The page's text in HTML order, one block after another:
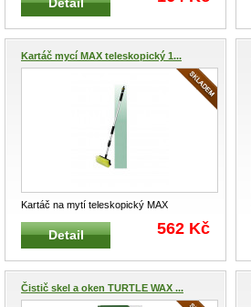
Detail
Kartáč mycí MAX teleskopický 1...
Kartáč na mytí teleskopický MAX
Speciální mycí kartáč pro údržbu P ...
Detail 562 Kč
Čistič skel a oken TURTLE WAX ...